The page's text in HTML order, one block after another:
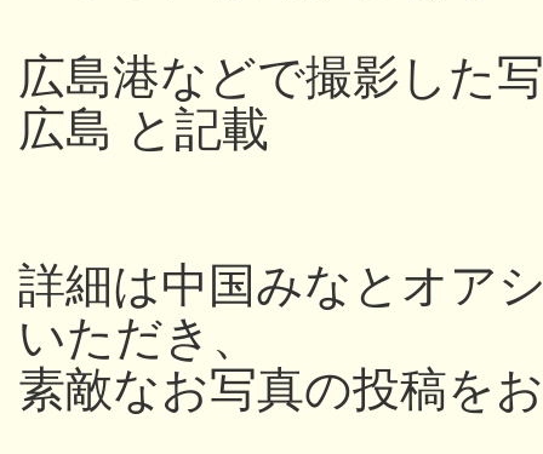
広島港などで撮影した
広島 と記載
詳細は中国みなとオア
いただき、
素敵なお写真の投稿を